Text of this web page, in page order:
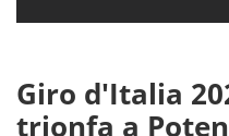
Giro d'Italia
trionfa a